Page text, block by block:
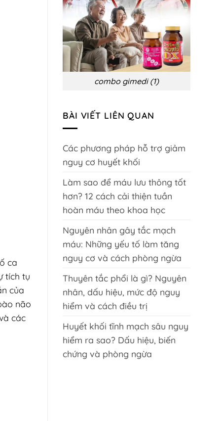
ca
tích tụ
của
não
các
biến
chứng
và
phòng
ngừa
combo gimedi (1)
BÀI VIẾT LIÊN QUAN
Các phương pháp hỗ trợ giảm
nguy cơ huyết khối
Làm sao để máu lưu thông tốt
hơn? 12 cách cải thiện tuần
hoàn máu theo khoa học
Nguyên nhân gây tắc mạch
máu: Những yếu tố làm tăng
nguy cơ và cách phòng ngừa
Thuyên tắc phổi là gì? Nguyên
nhân, dấu hiệu, mức độ nguy
hiểm và cách điều trị
Huyết khối tĩnh mạch sâu nguy
hiểm ra sao? Dấu hiệu, biến
chứng và phòng ngừa